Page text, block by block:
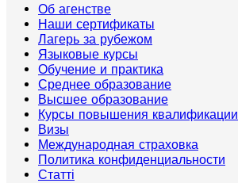
Об агенстве
Наши сертификаты
Лагерь за рубежом
Языковые курсы
Обучение и практика
Среднее образование
Высшее образование
Курсы повышения квалификации
Визы
Международная страховка
Политика конфиденциальности
Статті